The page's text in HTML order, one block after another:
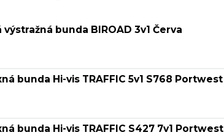
výstražná bunda BIROAD 3v1 Červa
bunda Hi-vis TRAFFIC 5v1 S768 Portwest
bunda Hi-vis TRAFFIC S427 7v1 Portwest